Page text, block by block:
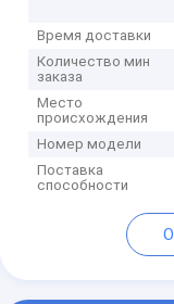
Время доставки
Количество мин
заказа
Место
происхождения
Номер модели
Поставка
способности